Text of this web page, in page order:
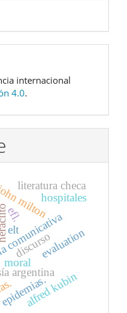
internacional
4.0.
discurso
milton
argentina
moral
alfred kubin
literatura checa
evaluation
elt
efl.
hospitales